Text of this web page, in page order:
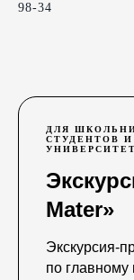
98-34
ДЛЯ
СТУДЕНТОВ
Mater»
Экскурсия-
по главному